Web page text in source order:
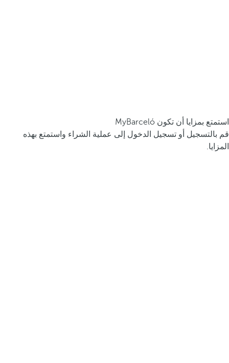
استمتع بمزايا أن تكون MyBarceló
قم بالتسجيل أو تسجيل الدخول إلى عملية الشراء واستمتع بهذه
المزايا.